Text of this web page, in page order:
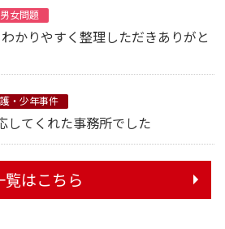
女問題
かりやすく整理しただきありがと
・少年事件
してくれた事務所でした
覧はこちら